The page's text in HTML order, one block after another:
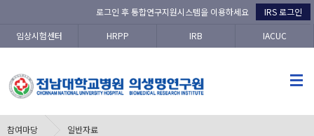
임상시험센터 HRPP IRB IACUC
로그인 후 통합연구지원시스템을 이용하세요 IRS 로그인
참여마당 일반자료